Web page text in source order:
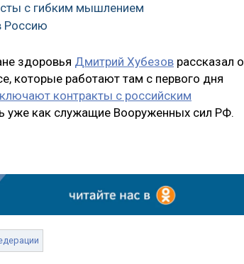
с гибким мышлением
Россию
здоровья Дмитрий Хубезов рассказал о
которые работают там с первого дня
контракты с российским
уже как служащие Вооруженных сил РФ.